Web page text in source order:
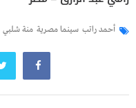
أحمد راتب سينما مصرية منة شلبي